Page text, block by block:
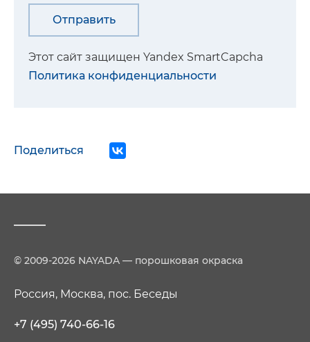
Этот сайт защищен Yandex SmartCapcha
Политика конфиденциальности
Поделиться
© 2009-2026 NAYADA — порошковая окраска
Россия, Москва, пос. Беседы
+7 (495) 740-66-16